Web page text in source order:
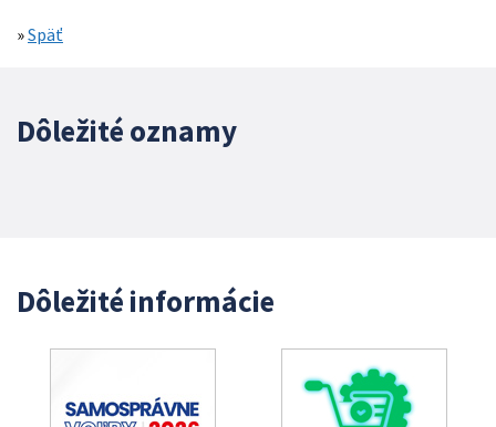
»Späť
Dôležité oznamy
Dôležité informácie